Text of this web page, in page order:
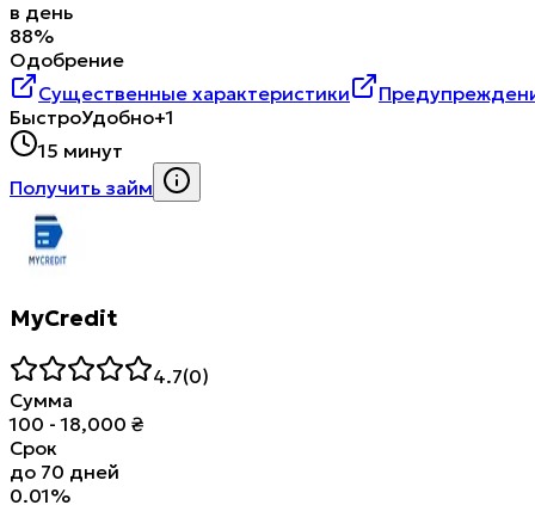
в день
88%
Одобрение
Существенные характеристики
БыстроУдобно+1
15 минут
Получить займ
MyCredit
4.7(0)
Сумма
100 - 18,000 ₴
Срок
до 70 дней
0.01%